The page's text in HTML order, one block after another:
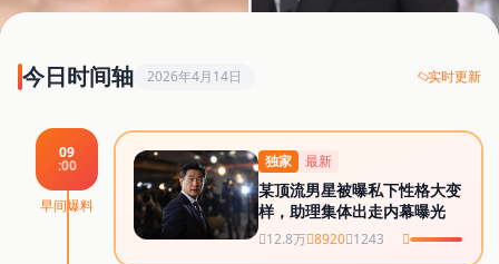
某女星婚变！与富商丈夫离婚内幕首次曝光
31.2万 围观 2.5万 点赞 5678 评论 2026-04-13 16:20
立即吃瓜
今日时间轴 2026年4月14日 实时更新
09
:00
早间爆料
独家 最新
某顶流男星被曝私下性格大变
样，助理集体出走内幕曝光
12.8万 8920 1243